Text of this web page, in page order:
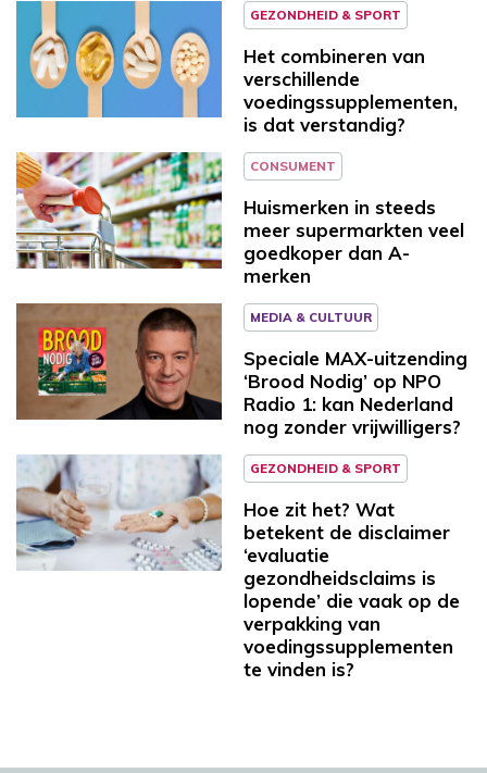
GEZONDHEID & SPORT
Het combineren van
verschillende
voedingssupplementen,
is dat verstandig?
CONSUMENT
Huismerken in steeds
meer supermarkten veel
goedkoper dan A-
merken
MEDIA & CULTUUR
Speciale MAX-uitzending
‘Brood Nodig’ op NPO
Radio 1: kan Nederland
nog zonder vrijwilligers?
GEZONDHEID & SPORT
Hoe zit het? Wat
betekent de disclaimer
‘evaluatie
gezondheidsclaims is
lopende’ die vaak op de
verpakking van
voedingssupplementen
te vinden is?